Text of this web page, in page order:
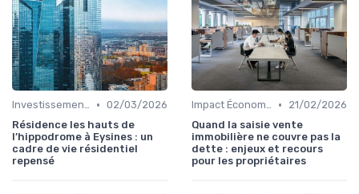
Investissements Immobiliers Stratégiques • 02/03/2026
Résidence les hauts de
l’hippodrome à Eysines : un
cadre de vie résidentiel
repensé
Impact Économique et Financier •
21/02/2026
Quand la saisie vente
immobilière ne couvre pas la
dette : enjeux et recours
pour les propriétaires